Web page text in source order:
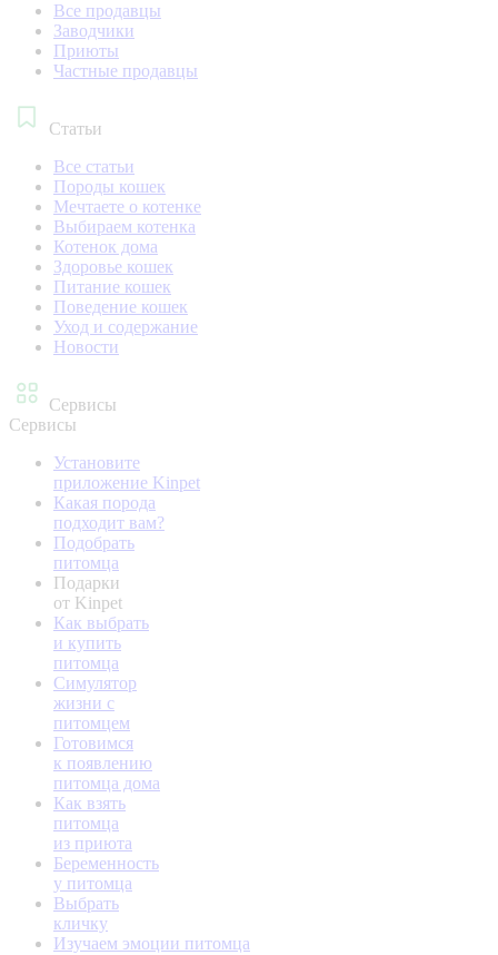
Все продавцы
Заводчики
Приюты
Частные продавцы
Статьи
Все статьи
Породы кошек
Мечтаете о котенке
Выбираем котенка
Котенок дома
Здоровье кошек
Питание кошек
Поведение кошек
Уход и содержание
Новости
Сервисы
Сервисы
Установите
приложение Kinpet
Какая порода
подходит вам?
Подобрать
питомца
Подарки
от Kinpet
Как выбрать
и купить
питомца
Симулятор
жизни с
питомцем
Готовимся
к появлению
питомца дома
Как взять
питомца
из приюта
Беременность
у питомца
Выбрать
кличку
Изучаем эмоции питомца